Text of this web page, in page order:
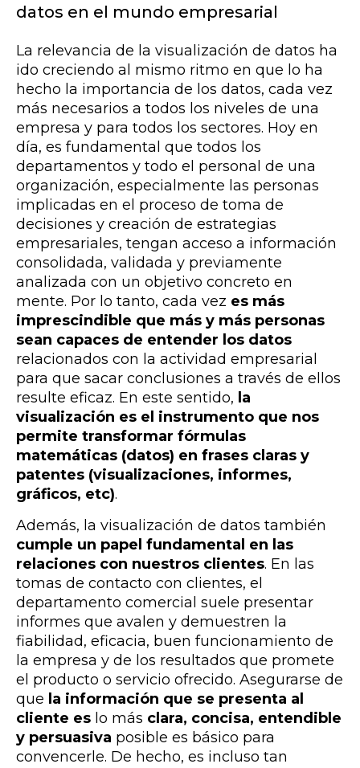
datos en el mundo empresarial
La relevancia de la visualización de datos ha
ido creciendo al mismo ritmo en que lo ha
hecho la importancia de los datos, cada vez
más necesarios a todos los niveles de una
empresa y para todos los sectores. Hoy en
día, es fundamental que todos los
departamentos y todo el personal de una
organización, especialmente las personas
implicadas en el proceso de toma de
decisiones y creación de estrategias
empresariales, tengan acceso a información
consolidada, validada y previamente
analizada con un objetivo concreto en
mente. Por lo tanto, cada vez es más
imprescindible que más y más personas
sean capaces de entender los datos
relacionados con la actividad empresarial
para que sacar conclusiones a través de ellos
resulte eficaz. En este sentido, la
visualización es el instrumento que nos
permite transformar fórmulas
matemáticas (datos) en frases claras y
patentes (visualizaciones, informes,
gráficos, etc).
Además, la visualización de datos también
cumple un papel fundamental en las
relaciones con nuestros clientes. En las
tomas de contacto con clientes, el
departamento comercial suele presentar
informes que avalen y demuestren la
fiabilidad, eficacia, buen funcionamiento de
la empresa y de los resultados que promete
el producto o servicio ofrecido. Asegurarse de
que la información que se presenta al
cliente es lo más clara, concisa, entendible
y persuasiva posible es básico para
convencerle. De hecho, es incluso tan